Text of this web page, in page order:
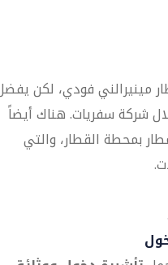
مينيرالني فودي، لكن
شركة سفريات. هناك أيضاً
تربط المطار بمحطة القطار، والتي